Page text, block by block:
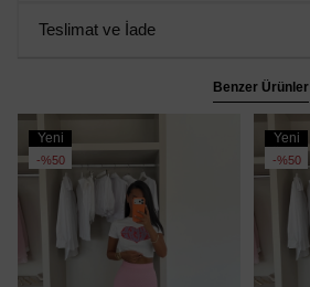
Teslimat ve İade
Benzer Ürünler
Yeni
Ürün
%50
Yeni
Ürün
%50